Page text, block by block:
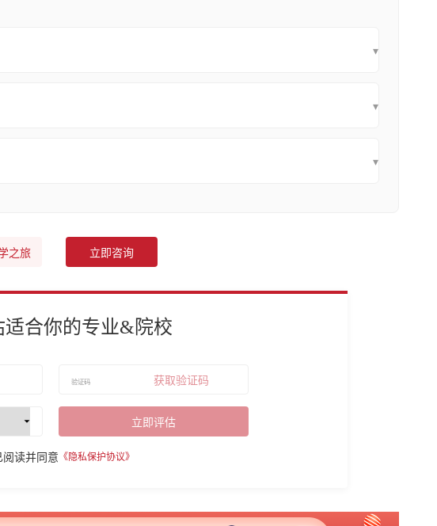
▾
▾
▾
之旅 立即咨询
适合你的专业&院校
获取验证码
立即评估
阅读并同意 《隐私保护协议》